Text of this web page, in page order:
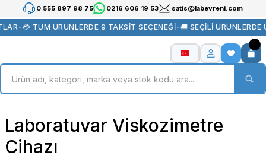
0 555 897 98 75 0216 606 19 53 satis@labevreni.com
•💳 TÜM ÜRÜNLERDE 9 TAKSİT SEÇENEĞİ•🚚 SEÇİLİ ÜRÜNLERDE
Laboratuvar Viskozimetre
Cihazı